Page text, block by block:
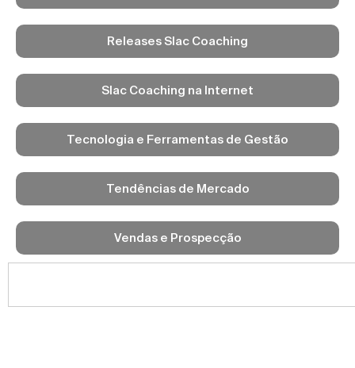
Releases Slac Coaching
Slac Coaching na Internet
Tecnologia e Ferramentas de Gestão
Tendências de Mercado
Vendas e Prospecção